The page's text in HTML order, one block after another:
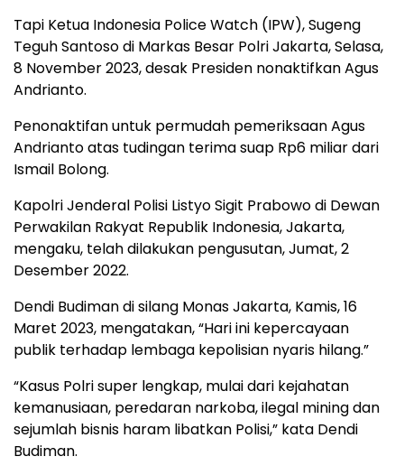
Tapi Ketua Indonesia Police Watch (IPW), Sugeng
Teguh Santoso di Markas Besar Polri Jakarta, Selasa,
8 November 2023, desak Presiden nonaktifkan Agus
Andrianto.
Penonaktifan untuk permudah pemeriksaan Agus
Andrianto atas tudingan terima suap Rp6 miliar dari
Ismail Bolong.
Kapolri Jenderal Polisi Listyo Sigit Prabowo di Dewan
Perwakilan Rakyat Republik Indonesia, Jakarta,
mengaku, telah dilakukan pengusutan, Jumat, 2
Desember 2022.
Dendi Budiman di silang Monas Jakarta, Kamis, 16
Maret 2023, mengatakan, “Hari ini kepercayaan
publik terhadap lembaga kepolisian nyaris hilang.”
“Kasus Polri super lengkap, mulai dari kejahatan
kemanusiaan, peredaran narkoba, ilegal mining dan
sejumlah bisnis haram libatkan Polisi,” kata Dendi
Budiman.